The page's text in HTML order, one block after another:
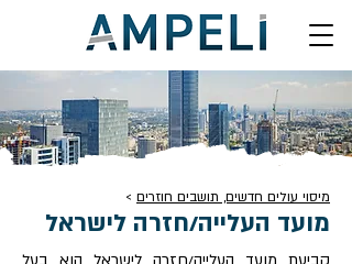
מיסוי עולים חדשים, תושבים חוזרים >
מועד העלייה/חזרה לישראל